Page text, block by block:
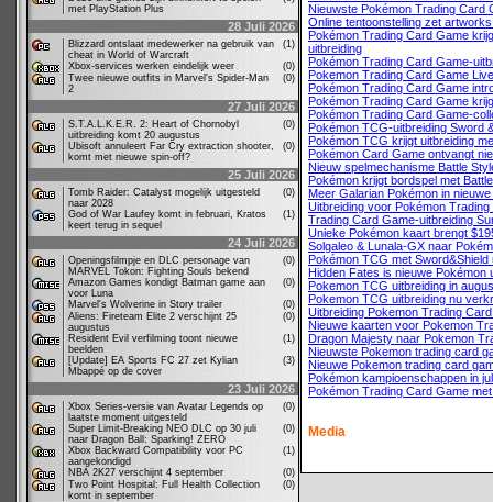
met PlayStation Plus
28 Juli 2026
Blizzard ontslaat medewerker na gebruik van
cheat in World of Warcraft
(1)
Xbox-services werken eindelijk weer
(0)
Twee nieuwe outfits in Marvel's Spider-Man
2
(0)
27 Juli 2026
S.T.A.L.K.E.R. 2: Heart of Chornobyl
uitbreiding komt 20 augustus
(0)
Ubisoft annuleert Far Cry extraction shooter,
komt met nieuwe spin-off?
(0)
25 Juli 2026
Tomb Raider: Catalyst mogelijk uitgesteld
naar 2028
(0)
God of War Laufey komt in februari, Kratos
keert terug in sequel
(1)
24 Juli 2026
Openingsfilmpje en DLC personage van
MARVEL Tokon: Fighting Souls bekend
(0)
Amazon Games kondigt Batman game aan
voor Luna
(0)
Marvel's Wolverine in Story trailer
(0)
Aliens: Fireteam Elite 2 verschijnt 25
augustus
(0)
Resident Evil verfilming toont nieuwe
beelden
(1)
[Update] EA Sports FC 27 zet Kylian
Mbappé op de cover
(3)
23 Juli 2026
Xbox Series-versie van Avatar Legends op
laatste moment uitgesteld
(0)
Super Limit-Breaking NEO DLC op 30 juli
naar Dragon Ball: Sparking! ZERO
(0)
Xbox Backward Compatibility voor PC
aangekondigd
(1)
NBA 2K27 verschijnt 4 september
(0)
Two Point Hospital: Full Health Collection
komt in september
(0)
Nieuwste Pokémon Trading Card
Online tentoonstelling zet
Pokémon Trading Card Game
uitbreiding
Pokémon Trading Card Game-
Pokemon Trading Card Game
Pokémon Trading Card Game
Pokémon Trading Card Game
Pokémon Trading Card Game-
Pokémon TCG-uitbreiding Sword
Pokémon TCG krijgt uitbreiding
Pokémon Card Game ontvangt
Nieuw spelmechanisme Battle
Pokémon krijgt bordspel met
Meer Galarian Pokémon in
Uitbreiding voor Pokémon
Trading Card Game-uitbreiding
Unieke Pokémon kaart brengt
Solgaleo & Lunala-GX naar
Pokémon TCG met Sword&Shield
Hidden Fates is nieuwe Pokémon
Pokemon TCG uitbreiding in
Pokemon TCG uitbreiding nu
Uitbreiding Pokemon Trading
Nieuwe kaarten voor Pokemon
Dragon Majesty naar Pokemon
Nieuwste Pokemon trading card
Nieuwe Pokemon trading card
Pokémon kampioenschappen in
Pokémon Trading Card Game
Media